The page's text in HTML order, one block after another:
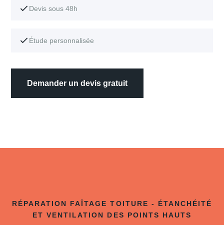
Devis sous 48h
Étude personnalisée
Demander un devis gratuit
RÉPARATION FAÎTAGE TOITURE - ÉTANCHÉITÉ
ET VENTILATION DES POINTS HAUTS